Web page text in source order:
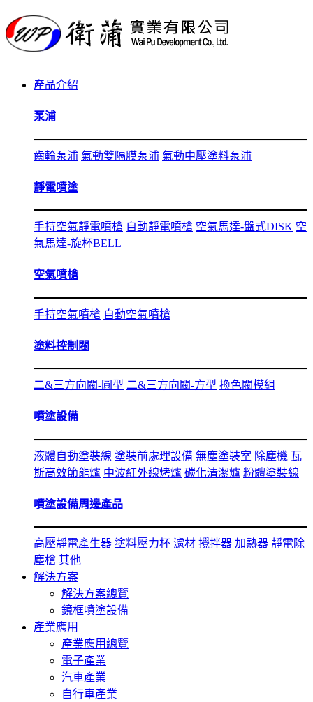
產品介紹
泵浦
齒輪泵浦 氣動雙隔膜泵浦 氣動中壓塗料泵浦
靜電噴塗
手持空氣靜電噴槍 自動靜電噴槍 空氣馬達-盤式DISK 空
氣馬達-旋杯BELL
空氣噴槍
手持空氣噴槍 自動空氣噴槍
塗料控制閥
二&三方向閥-圓型 二&三方向閥-方型 換色閥模組
噴塗設備
液體自動塗裝線 塗裝前處理設備 無塵塗裝室 除塵機 瓦
斯高效節能爐 中波紅外線烤爐 碳化清潔爐 粉體塗裝線
噴塗設備周邊產品
高壓靜電產生器 塗料壓力杯 濾材 攪拌器 加熱器 靜電除
塵槍 其他
解決方案
解決方案總覽
鏡框噴塗設備
產業應用
產業應用總覽
電子產業
汽車產業
自行車產業